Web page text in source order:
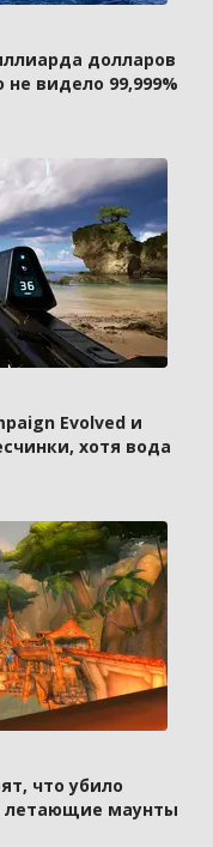
долларов
видело 99,999%
Evolved и
хотя вода
что убило
летающие маунты